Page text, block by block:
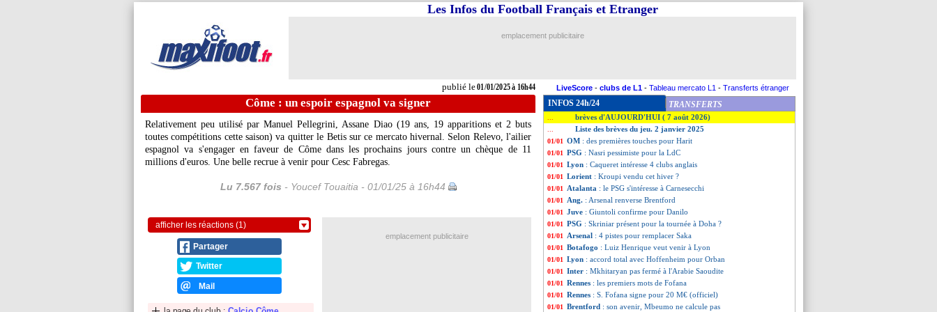
publié le01/01/2025 à 16h44
Les Infos du Football Français et Etranger
emplacement publicitaire
LiveScore - clubs de L1 - Tableau mercato L1 - Transferts étranger
Côme : un espoir espagnol va signer
Relativement peu utilisé par Manuel Pellegrini, Assane Diao(19 ans, 19 apparitions et 2 buts
toutes compétitions cette saison) va quitter le Betis sur ce mercato hivernal. Selon Relevo, l'ailier
espagnol va s'engager en faveur de Côme dans les prochains jours contre un chèque de 11
millions d'euros. Une belle recrue à venir pour Cesc Fabregas.
Lu 7.567 fois - Youcef Touaitia - 01/01/25 à 16h44
afficher les réactions (1)
Partager
Twitter
Mail
INFOS 24h/24 TRANSFERTS
brèves d'AUJOURD'HUI ( 7 août 2026)
Liste des brèves du jeu. 2 janvier 2025
01/01 OM : des premières touches pour Harit
01/01 PSG : Nasri pessimiste pour la LdC
01/01 Lyon : Caqueret intéresse 4 clubs anglais
01/01 Lorient : Kroupi vendu cet hiver ?
01/01 Atalanta : le PSG s'intéresse à Carnesecchi
01/01 Ang. : Arsenal renverse Brentford
01/01 Juve : Giuntoli confirme pour Danilo
01/01 PSG : Skriniar présent pour la tournée à Doha ?
01/01 Arsenal : 4 pistes pour remplacer Saka
01/01 Botafogo : Luiz Henrique veut venir à Lyon
01/01 Lyon : accord total avec Hoffenheim pour Orban
01/01 Inter : Mkhitaryan pas fermé à l'Arabie Saoudite
01/01 Rennes : les premiers mots de Fofana
01/01 Rennes : S. Fofana signe pour 20 M€ (officiel)
01/01 Brentford : son avenir, Mbeumo ne calcule pas
emplacement publicitaire